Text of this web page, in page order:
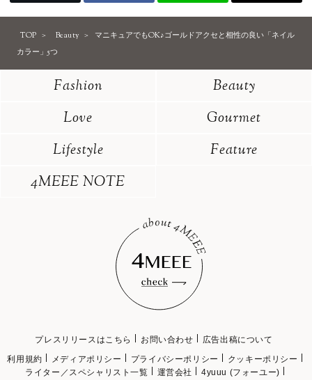
TOP Beauty
マニキュアでもOK♪ゴールドアクセと相性の良い「ネイル
カラー」5つ
Fashion
Beauty
Love
Gourmet
Lifestyle
Feature
4MEEE NOTE
プレスリリースはこちら お問い合わせ
広告出稿について
利用規約
メディアポリシー プライバシーポリシー
クッキーポリシー
ライター／スペシャリスト一覧
運営会社 4yuuu (フォーユー)